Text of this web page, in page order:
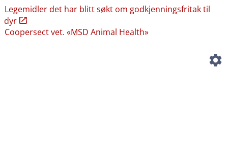
Legemidler det har blitt søkt om godkjenningsfritak til
dyr
Coopersect vet. «MSD Animal Health»